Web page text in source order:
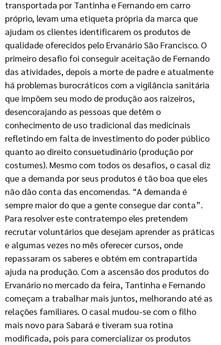
transportada por Tantinha e Fernando em carro
próprio, levam uma etiqueta própria da marca que
ajudam os clientes identificarem os produtos de
qualidade oferecidos pelo Ervanário São Francisco. O
primeiro desafio foi conseguir aceitação de Fernando
das atividades, depois a morte de padre e atualmente
há problemas burocráticos com a vigilância sanitária
que impõem seu modo de produção aos raizeiros,
desencorajando as pessoas que detêm o
conhecimento de uso tradicional das medicinais
refletindo em falta de investimento do poder público
quanto ao direito consuetudinário (produção por
costumes). Mesmo com todos os desafios, o casal diz
que a demanda por seus produtos é tão boa que eles
não dão conta das encomendas. “A demanda é
sempre maior do que a gente consegue dar conta”.
Para resolver este contratempo eles pretendem
recrutar voluntários que desejam aprender as práticas
e algumas vezes no mês oferecer cursos, onde
repassaram os saberes e obtém em contrapartida
ajuda na produção. Com a ascensão dos produtos do
Ervanário no mercado da feira, Tantinha e Fernando
começam a trabalhar mais juntos, melhorando até as
relações familiares. O casal mudou-se com o filho
mais novo para Sabará e tiveram sua rotina
modificada, pois para comercializar os produtos